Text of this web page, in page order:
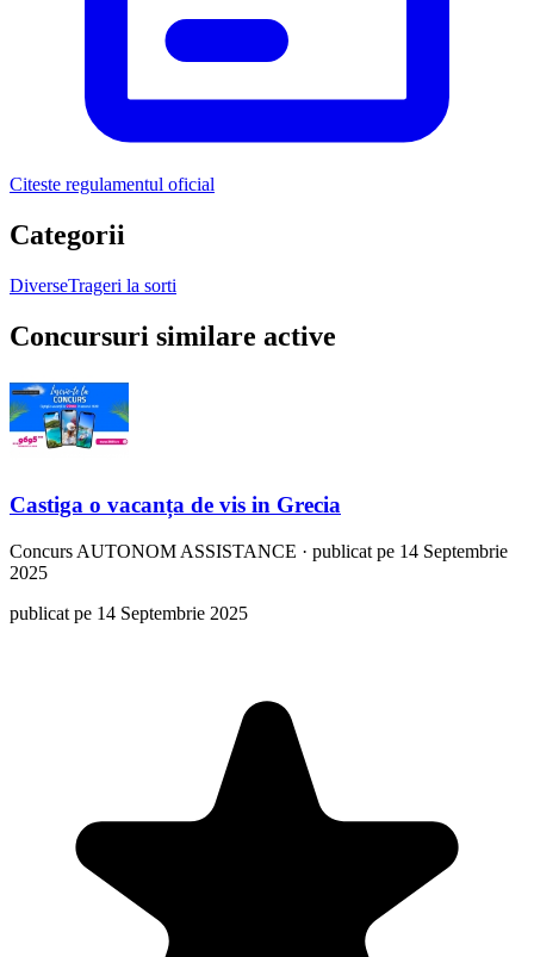
Citeste regulamentul oficial
Categorii
DiverseTrageri la sorti
Concursuri similare active
Castiga o vacanța de vis in Grecia
Concurs AUTONOM ASSISTANCE · publicat pe 14 Septembrie
2025
publicat pe 14 Septembrie 2025